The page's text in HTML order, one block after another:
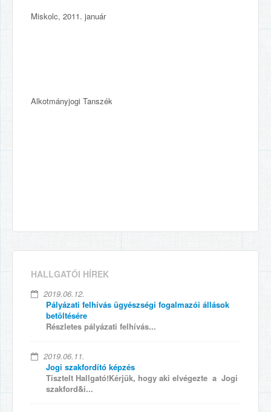
Miskolc, 2011. január
Alkotmányjogi Tanszék
HALLGATÓI HÍREK
2019.06.12.
Pályázati felhívás ügyészségi fogalmazói állások
betöltésére
Részletes pályázati felhívás...
2019.06.11.
Jogi szakfordító képzés
Tisztelt Hallgató!Kérjük, hogy aki elvégezte a Jogi
szakford&i...